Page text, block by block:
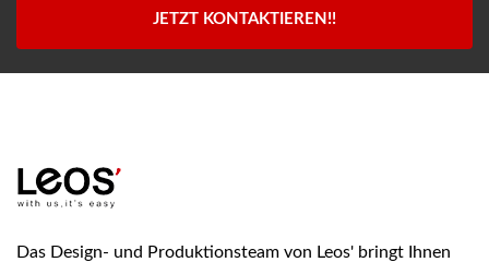
JETZT KONTAKTIEREN!!
Das Design- und Produktionsteam von Leos' bringt Ihnen